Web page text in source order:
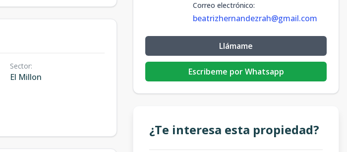
Sector:
El Millon
Correo electrónico:
beatrizhernandezrah@gmail.com
Llámame
Escribeme por Whatsapp
¿Te interesa esta propiedad?